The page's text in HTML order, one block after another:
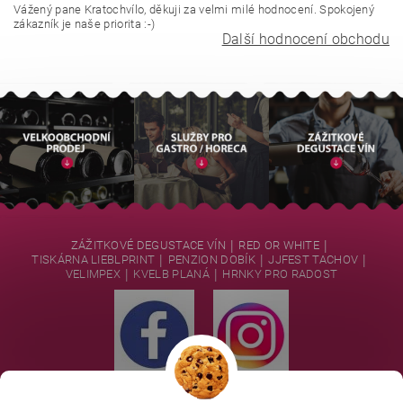
Vážený pane Kratochvílo, děkuji za velmi milé hodnocení. Spokojený
zákazník je naše priorita :-)
Další hodnocení obchodu
ZÁŽITKOVÉ DEGUSTACE VÍN | RED OR WHITE |
TISKÁRNA LIEBLPRINT | PENZION DOBÍK | JJFEST TACHOV |
VELIMPEX | KVELB PLANÁ | HRNKY PRO RADOST